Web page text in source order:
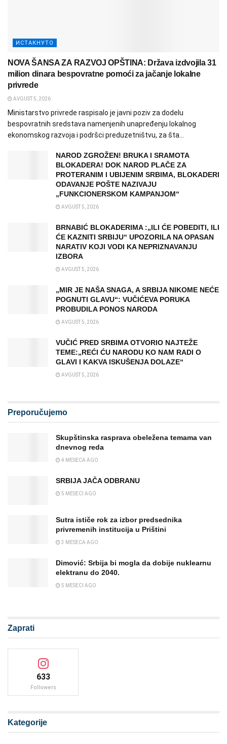
ИСТАКНУТО
NOVA ŠANSA ZA RAZVOJ OPŠTINA: Država izdvojila 31
milion dinara bespovratne pomoći za jačanje lokalne
privrede
AVGUST 5, 2026
Ministarstvo privrede raspisalo je javni poziv za dodelu
bespovratnih sredstava namenjenih unapređenju lokalnog
ekonomskog razvoja i podršci preduzetništvu, za šta...
NAROD ZGROŽEN! BRUKA I SRAMOTA
BLOKADERA! DOK NAROD PLAČE ZA
PROTERANIM I UBIJENIM SRBIMA, BLOKADERI
ODAVANJE POŠTE NAZIVAJU
„FUNKCIONERSKOM KAMPANJOM“
AVGUST 5, 2026
BRNABIĆ BLOKADERIMA :„ILI ĆE POBEDITI, ILI
ĆE KAZNITI SRBIJU“ UPOZORILA NA OPASAN
NARATIV KOJI VODI KA NEPRIZNAVANJU
IZBORA
AVGUST 5, 2026
„MIR JE NAŠA SNAGA, A SRBIJA NIKOME NEĆE
POGNUTI GLAVU“: VUČIĆEVA PORUKA
PROBUDILA PONOS NARODA
AVGUST 5, 2026
VUČIĆ PRED SRBIMA OTVORIO NAJTEŽE
TEME:„REĆI ĆU NARODU KO NAM RADI O
GLAVI I KAKVA ISKUŠENJA DOLAZE“
AVGUST 5, 2026
Preporučujemo
Skupštinska rasprava obeležena temama van
dnevnog reda
4 MESECA AGO
SRBIJA JAČA ODBRANU
5 MESECI AGO
Sutra ističe rok za izbor predsednika
privremenih institucija u Prištini
3 MESECA AGO
Dimović: Srbija bi mogla da dobije nuklearnu
elektranu do 2040.
5 MESECI AGO
Zaprati
633
Followers
Kategorije